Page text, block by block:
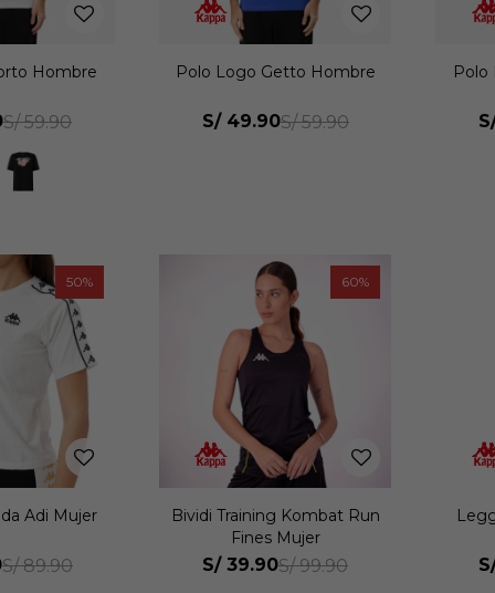
Hombre
S/ 59.90
Polo Logo Getto Hombre
S/ 49.90S/ 59.90
Polo
50
Adi Mujer
S/ 89.90
60
Bividi Training Kombat Run
Fines Mujer
S/ 39.90S/ 99.90